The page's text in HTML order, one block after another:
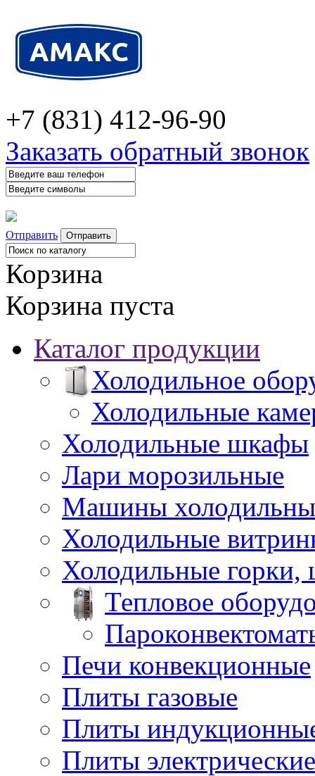
+7 (831) 412-96-90
Заказать обратный звонок
Отправить
Корзина
Корзина пуста
Каталог продукции
Холодильное
Холодильные
Холодильные шкафы
Лари морозильные
Машины
Холодильные
Холодильные
Тепловое
Печи конвекционные
Плиты газовые
Плиты
Плиты электрические